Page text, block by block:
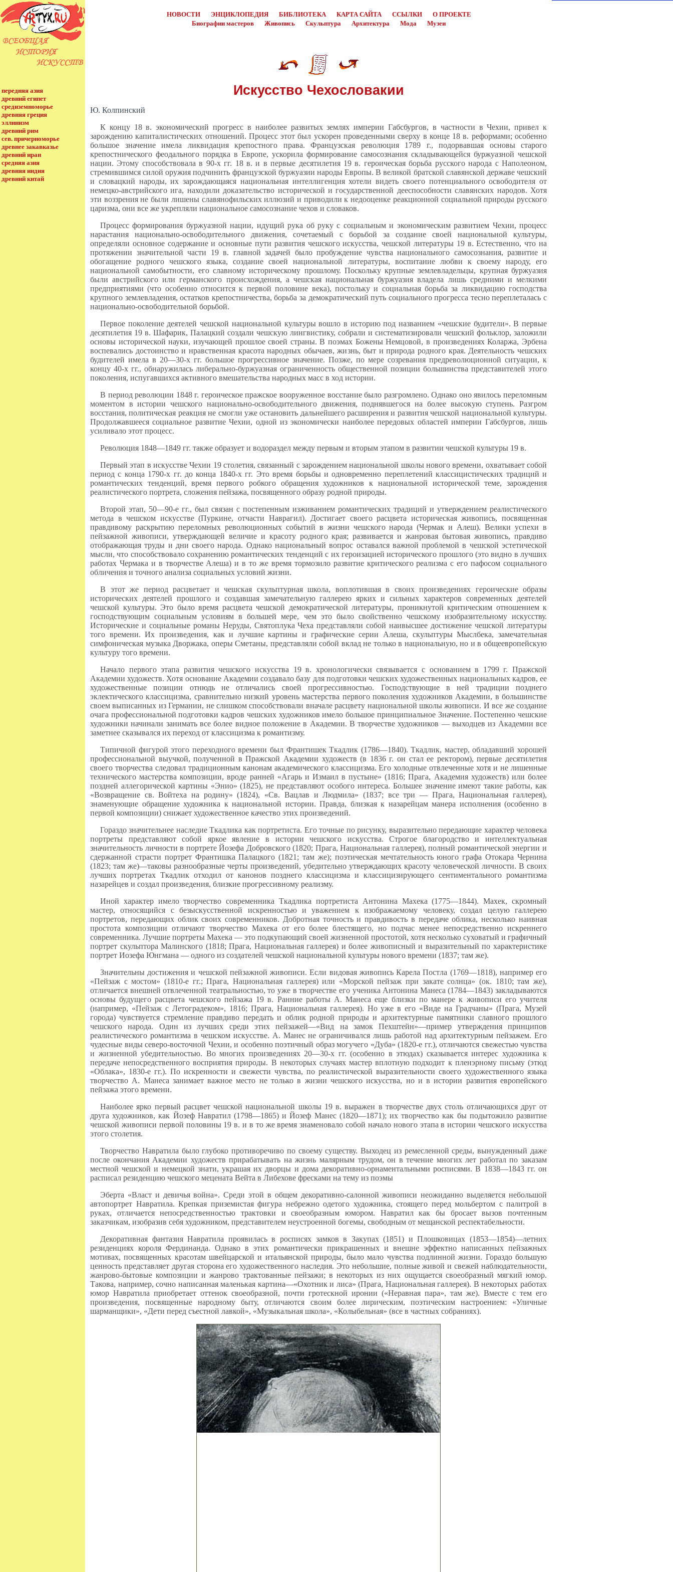
передняя азия
древний египет
средиземноморье
древняя греция
эллинизм
древний рим
сев. причерноморье
древнее закавказье
древний иран
средняя азия
древняя индия
древний китай
НОВОСТИ ЭНЦИКЛОПЕДИЯ БИБЛИОТЕКА КАРТА САЙТА ССЫЛКИ
О ПРОЕКТЕ
Биографии мастеров
Живопись Скульптура Архитектура Мода Музеи
Искусство Чехословакии
Ю. Колпинский
К концу 18 в. экономический прогресс в наиболее развитых землях империи Габсбургов, в частности в Чехии, привел к
зарождению капиталистических отношений. Процесс этот был ускорен проведенными сверху в конце 18 в. реформами; особенно
большое значение имела ликвидация крепостного права. Французская революция 1789 г., подорвавшая основы старого
крепостнического феодального порядка в Европе, ускорила формирование самосознания складывающейся буржуазной чешской
нации. Этому способствовала в 90-х гг. 18 в. и в первые десятилетия 19 в. героическая борьба русского народа с Наполеоном,
стремившимся силой оружия подчинить французской буржуазии народы Европы. В великой братской славянской державе чешский
и словацкий народы, их зарождающаяся национальная интеллигенция хотели видеть своего потенциального освободителя от
немецко-австрийского ига, находили доказательство исторической и государственной дееспособности славянских народов. Хотя
эти воззрения не были лишены славянофильских иллюзий и приводили к недооценке реакционной социальной природы русского
царизма, они все же укрепляли национальное самосознание чехов и словаков.
Процесс формирования буржуазной нации, идущий рука об руку с социальным и экономическим развитием Чехии, процесс
нарастания национально-освободительного движения, сочетаемый с борьбой за создание своей национальной культуры,
определяли основное содержание и основные пути развития чешского искусства, чешской литературы 19 в. Естественно, что на
протяжении значительной части 19 в. главной задачей было пробуждение чувства национального самосознания, развитие и
обогащение родного чешского языка, создание своей национальной литературы, воспитание любви к своему народу, его
национальной самобытности, его славному историческому прошлому. Поскольку крупные землевладельцы, крупная буржуазия
были австрийского или германского происхождения, а чешская национальная буржуазия владела лишь средними и мелкими
предприятиями (что особенно относится к первой половине века), постольку и социальная борьба за ликвидацию господства
крупного землевладения, остатков крепостничества, борьба за демократический путь социального прогресса тесно переплеталась с
национально-освободительной борьбой.
Первое поколение деятелей чешской национальной культуры вошло в историю под названием «чешские будители». В первые
десятилетия 19 в. Шафарик, Палацкий создали чешскую лингвистику, собрали и систематизировали чешский фольклор, заложили
основы исторической науки, изучающей прошлое своей страны. В поэмах Божены Немцовой, в произведениях Коларжа, Эрбена
воспевались достоинство и нравственная красота народных обычаев, жизнь, быт и природа родного края. Деятельность чешских
будителей имела в 20—30-х гг. большое прогрессивное значение. Позже, по мере созревания предреволюционной ситуации, к
концу 40-х гг., обнаружилась либерально-буржуазная ограниченность общественной позиции большинства представителей этого
поколения, испугавшихся активного вмешательства народных масс в ход истории.
В период революции 1848 г. героическое пражское вооруженное восстание было разгромлено. Однако оно явилось переломным
моментом в истории чешского национально-освободительного движения, поднявшегося на более высокую ступень. Разгром
восстания, политическая реакция не смогли уже остановить дальнейшего расширения и развития чешской национальной культуры.
Продолжавшееся социальное развитие Чехии, одной из экономически наиболее передовых областей империи Габсбургов, лишь
усиливало этот процесс.
Революция 1848—1849 гг. также образует и водораздел между первым и вторым этапом в развитии чешской культуры 19 в.
Первый этап в искусстве Чехии 19 столетия, связанный с зарождением национальной школы нового времени, охватывает собой
период с конца 1790-х гг. до конца 1840-х гг. Это время борьбы и одновременно переплетений классицистических традиций и
романтических тенденций, время первого робкого обращения художников к национальной исторической теме, зарождения
реалистического портрета, сложения пейзажа, посвященного образу родной природы.
Второй этап, 50—90-е гг., был связан с постепенным изживанием романтических традиций и утверждением реалистического
метода в чешском искусстве (Пуркине, отчасти Наврагил). Достигает своего расцвета историческая живопись, посвященная
правдивому раскрытию переломных революционных событий в жизни чешского народа (Чермак и Алеш). Велики успехи в
пейзажной живописи, утверждающей величие и красоту родного края; развивается и жанровая бытовая живопись, правдиво
отображающая труды и дни своего народа. Однако национальный вопрос оставался важной проблемой в чешской эстетической
мысли, что способствовало сохранению романтических тенденций с их героизацией исторического прошлого (это видно в лучших
работах Чермака и в творчестве Алеша) и в то же время тормозило развитие критического реализма с его пафосом социального
обличения и точного анализа социальных условий жизни.
В этот же период расцветает и чешская скульптурная школа, воплотившая в своих произведениях героические образы
исторических деятелей прошлого и создавшая замечательную галлерею ярких и сильных характеров современных деятелей
чешской культуры. Это было время расцвета чешской демократической литературы, проникнутой критическим отношением к
господствующим социальным условиям в большей мере, чем это было свойственно чешскому изобразительному искусству.
Исторические и социальные романы Неруды, Святоплука Чеха представляли собой наивысшее достижение чешской литературы
того времени. Их произведения, как и лучшие картины и графические серии Алеша, скульптуры Мыслбека, замечательная
симфоническая музыка Дворжака, оперы Сметаны, представляли собой вклад не только в национальную, но и в общеевропейскую
культуру того времени.
Начало первого этапа развития чешского искусства 19 в. хронологически связывается с основанием в 1799 г. Пражской
Академии художеств. Хотя основание Академии создавало базу для подготовки чешских художественных национальных кадров, ее
художественные позиции отнюдь не отличались своей прогрессивностью. Господствующие в ней традиции позднего
эклектического классицизма, сравнительно низкий уровень мастерства первого поколения художников Академии, в большинстве
своем выписанных из Германии, не слишком способствовали вначале расцвету национальной школы живописи. И все же создание
очага профессиональной подготовки кадров чешских художников имело большое принципиальное Значение. Постепенно чешские
художники начинали занимать все более видное положение в Академии. В творчестве художников — выходцев из Академии все
заметнее сказывался их переход от классицизма к романтизму.
Типичной фигурой этого переходного времени был Франтишек Ткадлик (1786—1840). Ткадлик, мастер, обладавший хорошей
профессиональной выучкой, полученной в Пражской Академии художеств (в 1836 г. он стал ее ректором), первые десятилетия
своего творчества следовал традиционным канонам академического классицизма. Его холодные отвлеченные хотя и не лишенные
технического мастерства композиции, вроде ранней «Агарь и Измаил в пустыне» (1816; Прага, Академия художеств) или более
поздней аллегорической картины «Энио» (1825), не представляют особого интереса. Большее значение имеют такие работы, как
«Возвращение св. Войтеха на родину» (1824), «Св. Вацлав и Людмила» (1837; все три — Прага, Национальная галлерея),
знаменующие обращение художника к национальной истории. Правда, близкая к назарейцам манера исполнения (особенно в
первой композиции) снижает художественное качество этих произведений.
Гораздо значительнее наследие Ткадлика как портретиста. Его точные по рисунку, выразительно передающие характер человека
портреты представляют собой яркое явление в истории чешского искусства. Строгое благородство и интеллектуальная
значительность личности в портрете Йозефа Добровского (1820; Прага, Национальная галлерея), полный романтической энергии и
сдержанной страсти портрет Франтишка Палацкого (1821; там же); поэтическая мечтательность юного графа Отокара Чернина
(1823; там же)—таковы разнообразные черты произведений, убедительно утверждающих красоту человеческой личности. В своих
лучших портретах Ткадлик отходил от канонов позднего классицизма и классицизирующего сентиментального романтизма
назарейцев и создал произведения, близкие прогрессивному реализму.
Иной характер имело творчество современника Ткадлика портретиста Антонина Махека (1775—1844). Махек, скромный
мастер, относящийся с безыскусственной искренностью и уважением к изображаемому человеку, создал целую галлерею
портретов, передающих облик своих современников. Добротная точность и правдивость в передаче облика, несколько наивная
простота композиции отличают творчество Махека от его более блестящего, но подчас менее непосредственно искреннего
современника. Лучшие портреты Махека — это подкупающий своей жизненной простотой, хотя несколько суховатый и графичный
портрет скульптора Малинского (1818; Прага, Национальная галлерея) и более живописный и выразительный по характеристике
портрет Иозефа Юнгмана — одного из создателей чешской национальной культуры нового времени (1837; там же).
Значительны достижения и чешской пейзажной живописи. Если видовая живопись Карела Постла (1769—1818), например его
«Пейзаж с мостом» (1810-е гг.; Прага, Национальная галлерея) или «Морской пейзаж при закате солнца» (ок. 1810; там же),
отличается внешней отвлеченной театральностью, то уже в творчестве его ученика Антонина Манеса (1784—1843) закладываются
основы будущего расцвета чешского пейзажа 19 в. Ранние работы А. Манеса еще близки по манере к живописи его учителя
(например, «Пейзаж с Летоградеком», 1816; Прага, Национальная галлерея). Но уже в его «Виде на Градчаны» (Прага, Музей
города) чувствуется стремление правдиво передать и облик родной природы и архитектурные памятники славного прошлого
чешского народа. Один из лучших среди этих пейзажей—«Вид на замок Пехштейн»—пример утверждения принципов
реалистического романтизма в чешском искусстве. А. Манес не ограничивался лишь работой над архитектурным пейзажем. Его
чудесные виды северо-восточной Чехии, и особенно поэтичный образ могучего «Дуба» (1820-е гг.), отличаются свежестью чувства
и жизненной убедительностью. Во многих произведениях 20—30-х гг. (особенно в этюдах) сказывается интерес художника к
передаче непосредственного восприятия природы. В некоторых случаях мастер вплотную подходит к пленэрному письму (этюд
«Облака», 1830-е гг.). По искренности и свежести чувства, по реалистической выразительности своего художественного языка
творчество А. Манеса занимает важное место не только в жизни чешского искусства, но и в истории развития европейского
пейзажа этого времени.
Наиболее ярко первый расцвет чешской национальной школы 19 в. выражен в творчестве двух столь отличающихся друг от
друга художников, как Йозеф Навратил (1798—1865) и Йозеф Манес (1820—1871); их творчество как бы подытожило развитие
чешской живописи первой половины 19 в. и в то же время знаменовало собой начало нового этапа в истории чешского искусства
этого столетия.
Творчество Навратила было глубоко противоречиво по своему существу. Выходец из ремесленной среды, вынужденный даже
после окончания Академии художеств прирабатывать на жизнь малярным трудом, он в течение многих лет работал по заказам
местной чешской и немецкой знати, украшая их дворцы и дома декоративно-орнаментальными росписями. В 1838—1843 гг. он
расписал резиденцию чешского мецената Вейта в Либехове фресками на тему из поэмы
Эберта «Власт и девичья война». Среди этой в общем декоративно-салонной живописи неожиданно выделяется небольшой
автопортрет Навратила. Крепкая приземистая фигура небрежно одетого художника, стоящего перед мольбертом с палитрой в
руках, отличается непосредственностью трактовки и своеобразным юмором. Навратил как бы бросает вызов почтенным
заказчикам, изобразив себя художником, представителем неустроенной богемы, свободным от мещанской респектабельности.
Декоративная фантазия Навратила проявилась в росписях замков в Закупах (1851) и Плошковицах (1853—1854)—летних
резиденциях короля Фердинанда. Однако в этих романтически прикрашенных и внешне эффектно написанных пейзажных
мотивах, посвященных красотам швейцарской и итальянской природы, было мало чувства подлинной жизни. Гораздо большую
ценность представляет другая сторона его художественного наследия. Это небольшие, полные живой и свежей наблюдательности,
жанрово-бытовые композиции и жанрово трактованные пейзажи; в некоторых из них ощущается своеобразный мягкий юмор.
Такова, например, сочно написанная маленькая картина—«Охотник и лиса» (Прага, Национальная галлерея). В некоторых работах
юмор Навратила приобретает оттенок своеобразной, почти гротескной иронии («Неравная пара», там же). Вместе с тем его
произведения, посвященные народному быту, отличаются своим более лирическим, поэтическим настроением: «Уличные
шарманщики», «Дети перед съестной лавкой», «Музыкальная школа», «Колыбельная» (все в частных собраниях).